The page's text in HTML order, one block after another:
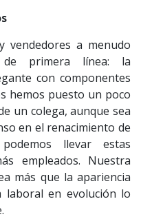
vendedores a menudo
de primera línea: la
con componentes
hemos puesto un poco
un colega, aunque sea
en el renacimiento de
llevar estas
empleados. Nuestra
más que la apariencia
en evolución lo